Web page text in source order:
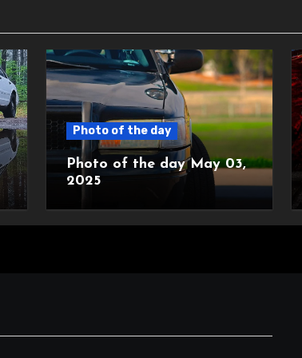
Photo of the day
Photo of the day May 03,
2025